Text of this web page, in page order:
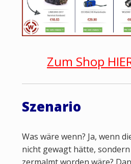
Zum Shop
Szenario
Was wäre wenn? Ja, wenn
nicht gewagt hätte,